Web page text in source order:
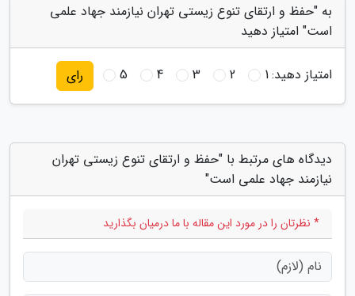
به "حفظ و ارتقای تنوع زیستی تهران نیازمند جهاد علمی
است" امتیاز دهید
امتیاز دهید:1
2
3
4
5 رای
دیدگاه های مرتبط با "حفظ و ارتقای تنوع زیستی تهران
نیازمند جهاد علمی است"
* نظرتان را در مورد این مقاله با ما درمیان بگذارید